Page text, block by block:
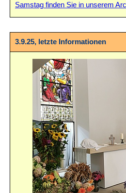
Samstag finden Sie in unserem
3.9.25, letzte Informationen